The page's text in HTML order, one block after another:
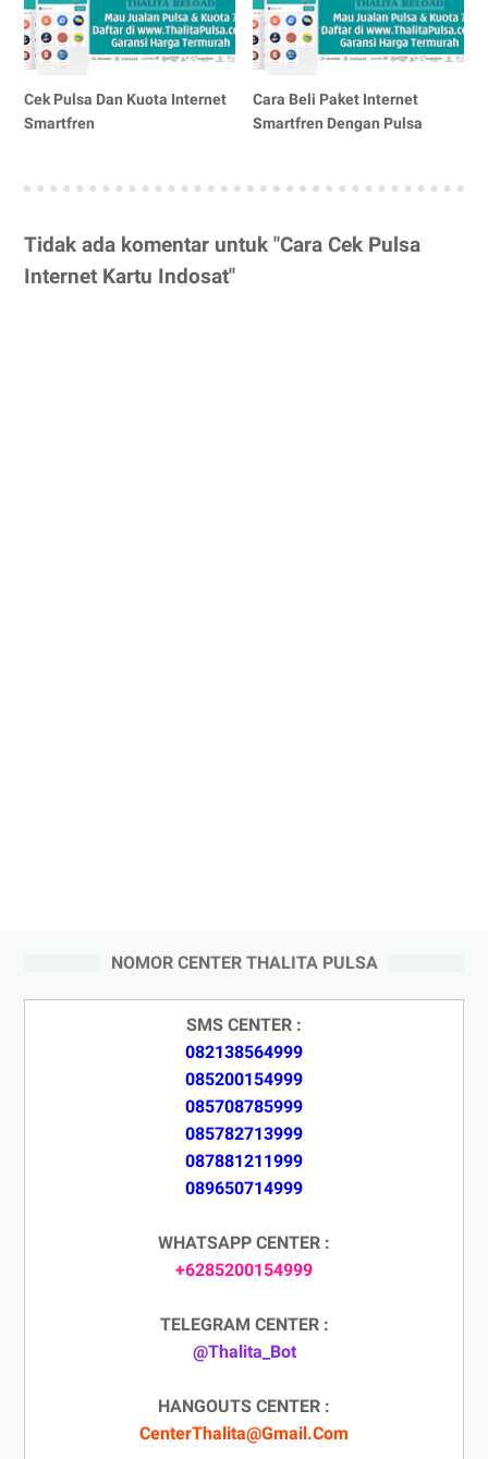
Cek Pulsa Dan Kuota Internet
Smartfren
Cara Beli Paket Internet
Smartfren Dengan Pulsa
Tidak ada komentar untuk "Cara Cek Pulsa
Internet Kartu Indosat"
NOMOR CENTER THALITA PULSA
SMS CENTER :
082138564999
085200154999
085708785999
085782713999
087881211999
089650714999
WHATSAPP CENTER :
+6285200154999
TELEGRAM CENTER :
@Thalita_Bot
HANGOUTS CENTER :
CenterThalita@Gmail.Com